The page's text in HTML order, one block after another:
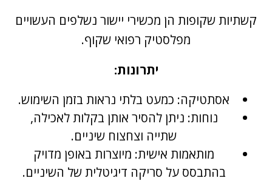
קשתיות שקופות הן מכשירי יישור נשלפים העשויים
מפלסטיק רפואי שקוף.
יתרונות:
אסתטיקה: כמעט בלתי נראות בזמן השימוש.
נוחות: ניתן להסיר אותן בקלות לאכילה,
שתייה וצחצוח שיניים.
מותאמות אישית: מיוצרות באופן מדויק
בהתבסס על סריקה דיגיטלית של השיניים.